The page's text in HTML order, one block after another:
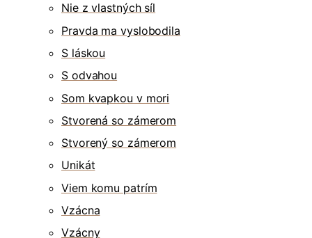
Nie z vlastných síl
Pravda ma vyslobodila
S láskou
S odvahou
Som kvapkou v mori
Stvorená so zámerom
Stvorený so zámerom
Unikát
Viem komu patrím
Vzácna
Vzácny